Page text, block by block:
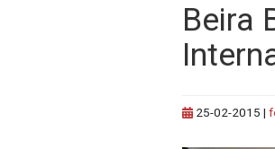
Beira
25-02-2015 |